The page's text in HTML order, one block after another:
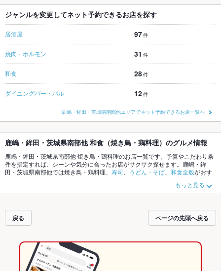
ジャンルを変更してネット予約できるお店を探す
居酒屋 97件
焼肉・ホルモン 31 件
和食 28件
ダイニングバー・バル 12件
鹿嶋・鉾田・茨城県南部他エリアでネット予約できるお店一覧へ
鹿嶋・鉾田・茨城県南部他 和食（焼き鳥・鶏料理）のグルメ情報
鹿嶋・鉾田・茨城県南部他 焼き鳥・鶏料理のお店一覧です。予算やこだわり条
件を指定すれば、シーンや気分に合ったお店がサクサク探せます。鹿嶋・鉾
田・茨城県南部他では焼き鳥・鶏料理、 寿司 うどん・そば 和食全般がおす
や季節のおすすめ料理など、お店の最新情
報をご紹介しているので安心！24時間使える簡単便利なネット予約が使えるお
ィーにもお得に便利にホットペッパーグルメをご利用ください。
もっと見る
戻る ページの先頭へ戻る